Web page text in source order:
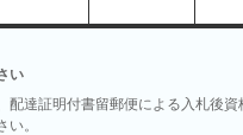
い
配達証明付書留郵便による入札後
い。